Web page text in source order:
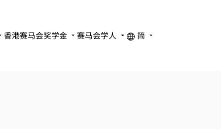
香港赛马会奖学金 赛马会学人 简